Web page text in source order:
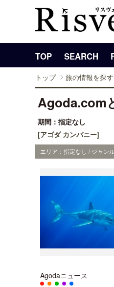
TOP SEARCH
トップ 旅の情報を探す
Agoda.com
期間：指定なし
[アゴダ カンパニー]
エリア：指定なし / ジャン
Agodaニュース